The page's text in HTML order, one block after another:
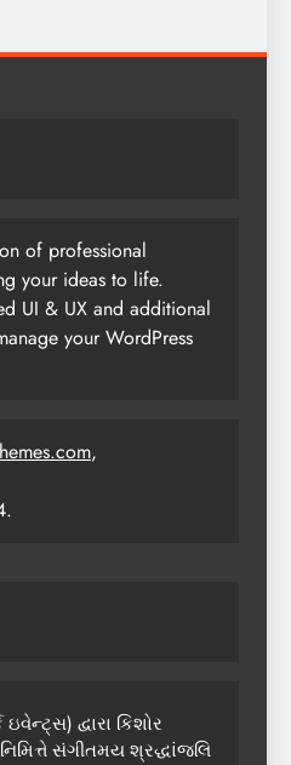
of professional
your ideas to life.
UI & UX and additional
your WordPress
,
દ્વારા કિશોર
સંગીતમય શ્રદ્ધાંજલિ